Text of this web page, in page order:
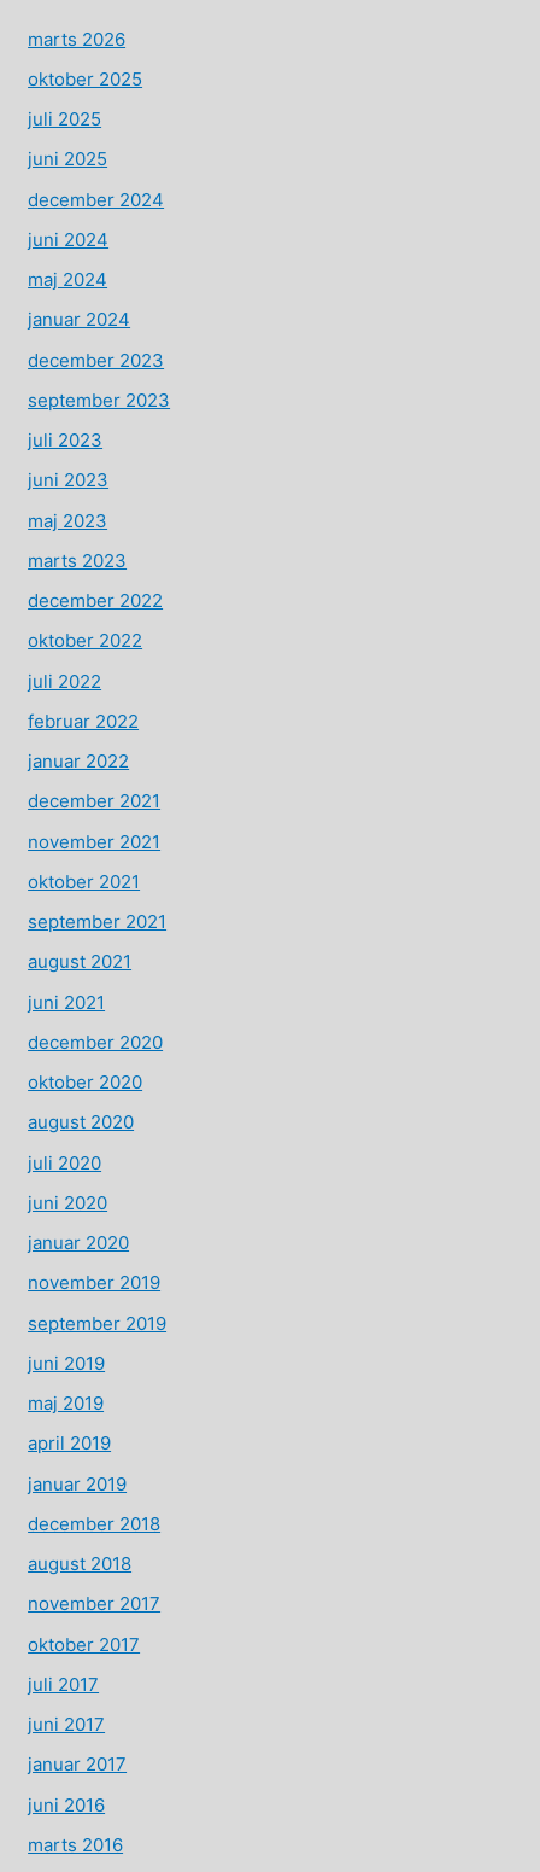
marts 2026
oktober 2025
juli 2025
juni 2025
december 2024
juni 2024
maj 2024
januar 2024
december 2023
september 2023
juli 2023
juni 2023
maj 2023
marts 2023
december 2022
oktober 2022
juli 2022
februar 2022
januar 2022
december 2021
november 2021
oktober 2021
september 2021
august 2021
juni 2021
december 2020
oktober 2020
august 2020
juli 2020
juni 2020
januar 2020
november 2019
september 2019
juni 2019
maj 2019
april 2019
januar 2019
december 2018
august 2018
november 2017
oktober 2017
juli 2017
juni 2017
januar 2017
juni 2016
marts 2016